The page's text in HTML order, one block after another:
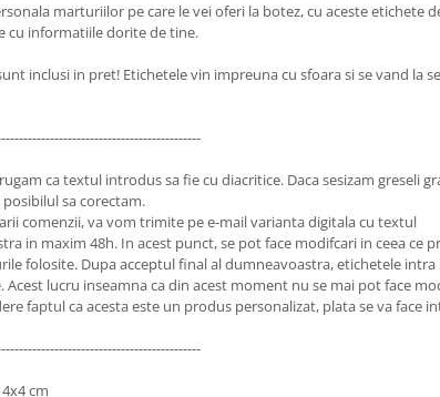
marturiilor pe care le vei oferi la botez, cu aceste etichete
cu informatiile dorite de tine.
inclusi in pret! Etichetele vin impreuna cu sfoara si se vand la
rugam ca textul introdus sa fie cu diacritice. Daca sesizam greseli
sa corectam.
comenzii, va vom trimite pe e-mail varianta digitala cu textul
in maxim 48h. In acest punct, se pot face modifcari in ceea ce
folosite. Dupa acceptul final al dumneavoastra, etichetele intra
Acest lucru inseamna ca din acest moment nu se mai pot face
faptul ca acesta este un produs personalizat, plata se va face
cm